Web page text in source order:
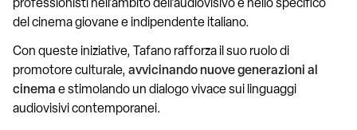
professionisti nell’ambito dell’audiovisivo e nello specifico
del cinema giovane e indipendente italiano.
Con queste iniziative, Tafano rafforza il suo ruolo di
promotore culturale, avvicinando nuove generazioni al
cinema e stimolando un dialogo vivace sui linguaggi
audiovisivi contemporanei.